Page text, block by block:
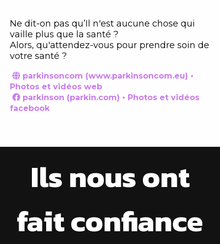
Ne dit-on pas qu’Il n'est aucune chose qui
vaille plus que la santé ?
Alors, qu'attendez-vous pour prendre soin de
votre santé ?
 parkinsoncom (www.parkinsoncom.eu) •
Photos et vidéos web
 parkinson (parkin.com) • Photos et vidéos
facebook
Ils nous ont
fait confiance